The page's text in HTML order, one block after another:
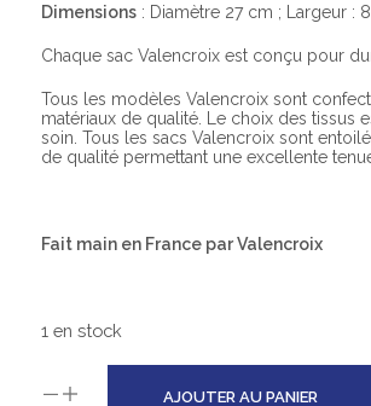
Dimensions : Diamètre 27 cm ; Largeur :
Chaque sac Valencroix est conçu pour
Tous les modèles Valencroix sont
matériaux de qualité. Le choix des tissus
soin. Tous les sacs Valencroix sont
de qualité permettant une excellente
Fait main en France par Valencroix
1 en stock
AJOUTER AU PANIER